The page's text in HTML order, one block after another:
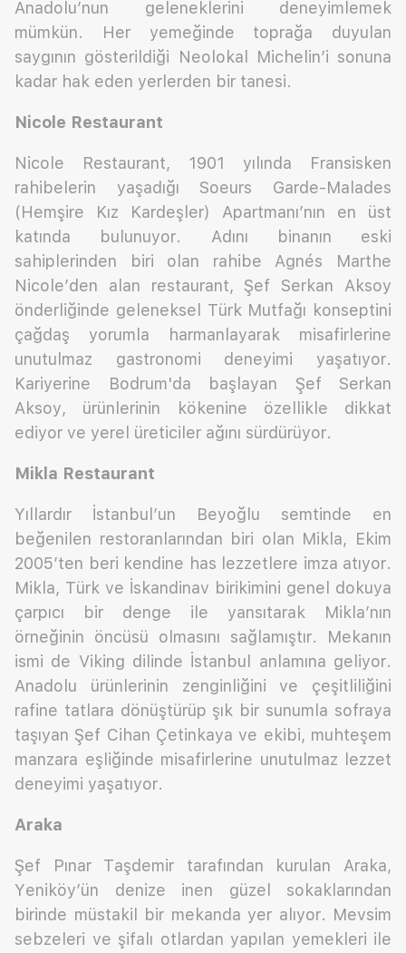
Anadolu’nun geleneklerini deneyimlemek
mümkün. Her yemeğinde toprağa duyulan
saygının gösterildiği Neolokal Michelin’i sonuna
kadar hak eden yerlerden bir tanesi.
Nicole Restaurant
Nicole Restaurant, 1901 yılında Fransisken
rahibelerin yaşadığı Soeurs Garde-Malades
(Hemşire Kız Kardeşler) Apartmanı’nın en üst
katında bulunuyor. Adını binanın eski
sahiplerinden biri olan rahibe Agnés Marthe
Nicole’den alan restaurant, Şef Serkan Aksoy
önderliğinde geleneksel Türk Mutfağı konseptini
çağdaş yorumla harmanlayarak misafirlerine
unutulmaz gastronomi deneyimi yaşatıyor.
Kariyerine Bodrum'da başlayan Şef Serkan
Aksoy, ürünlerinin kökenine özellikle dikkat
ediyor ve yerel üreticiler ağını sürdürüyor.
Mikla Restaurant
Yıllardır İstanbul’un Beyoğlu semtinde en
beğenilen restoranlarından biri olan Mikla, Ekim
2005’ten beri kendine has lezzetlere imza atıyor.
Mikla, Türk ve İskandinav birikimini genel dokuya
çarpıcı bir denge ile yansıtarak Mikla’nın
örneğinin öncüsü olmasını sağlamıştır. Mekanın
ismi de Viking dilinde İstanbul anlamına geliyor.
Anadolu ürünlerinin zenginliğini ve çeşitliliğini
rafine tatlara dönüştürüp şık bir sunumla sofraya
taşıyan Şef Cihan Çetinkaya ve ekibi, muhteşem
manzara eşliğinde misafirlerine unutulmaz lezzet
deneyimi yaşatıyor.
Araka
Şef Pınar Taşdemir tarafından kurulan Araka,
Yeniköy’ün denize inen güzel sokaklarından
birinde müstakil bir mekanda yer alıyor. Mevsim
sebzeleri ve şifalı otlardan yapılan yemekleri ile